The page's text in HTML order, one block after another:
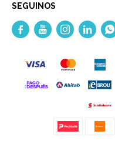
SEGUINOS
    